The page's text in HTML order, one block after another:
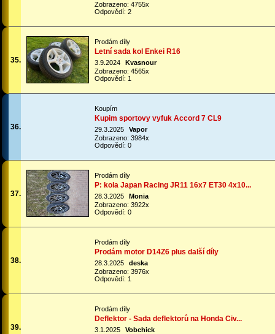
Zobrazeno: 4755x
Odpovědí: 2
35.
Prodám díly
Letní sada kol Enkei R16
3.9.2024
Kvasnour
Zobrazeno: 4565x
Odpovědí: 1
36.
Koupím
Kupim sportovy vyfuk Accord 7 CL9
29.3.2025
Vapor
Zobrazeno: 3984x
Odpovědí: 0
37.
Prodám díly
P: kola Japan Racing JR11 16x7 ET30 4x10...
28.3.2025
Monia
Zobrazeno: 3922x
Odpovědí: 0
38.
Prodám díly
Prodám motor D14Z6 plus další díly
28.3.2025
deska
Zobrazeno: 3976x
Odpovědí: 1
39.
Prodám díly
Deflektor - Sada deflektorů na Honda Civ...
3.1.2025
Vobchick